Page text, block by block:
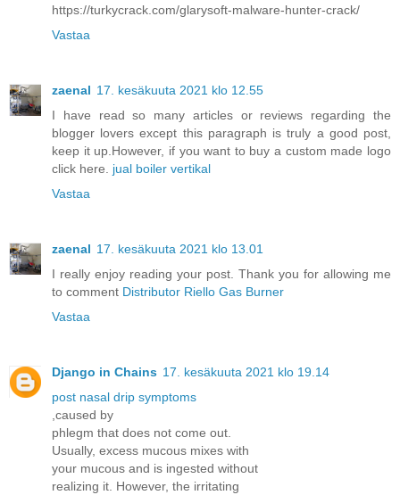
https://turkycrack.com/glarysoft-malware-hunter-crack/
Vastaa
zaenal 17. kesäkuuta 2021 klo 12.55
I have read so many articles or reviews regarding the
blogger lovers except this paragraph is truly a good post,
keep it up.However, if you want to buy a custom made logo
click here. jual boiler vertikal
Vastaa
zaenal 17. kesäkuuta 2021 klo 13.01
I really enjoy reading your post. Thank you for allowing me
to comment Distributor Riello Gas Burner
Vastaa
Django in Chains 17. kesäkuuta 2021 klo 19.14
post nasal drip symptoms
,caused by
phlegm that does not come out.
Usually, excess mucous mixes with
your mucous and is ingested without
realizing it. However, the irritating